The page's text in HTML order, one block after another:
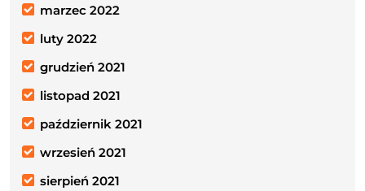
marzec 2022
luty 2022
grudzień 2021
listopad 2021
październik 2021
wrzesień 2021
sierpień 2021